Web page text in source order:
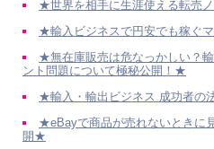
★世界を相手に生涯使える転売
★輸入ビジネスで円安でも稼ぐ
★無在庫販売は危なっかしい？
ント問題について極秘公開！★
★輸入・輸出ビジネス 成功者の
★eBayで商品が売れないときに
開★